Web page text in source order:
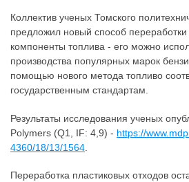
Коллектив ученых Томского
предложил новый способ переработки
компоненты топлива - его можно
производства популярных марок
помощью нового метода топливо
государственным стандартам.
Результаты исследования ученых
Polymers (Q1, IF: 4,9) - https://
4360/18/13/1564
Переработка пластиковых отходов